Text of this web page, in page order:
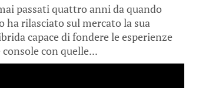
passati quattro anni da quando
ha rilasciato sul mercato la sua
capace di fondere le esperienze
console con quelle...